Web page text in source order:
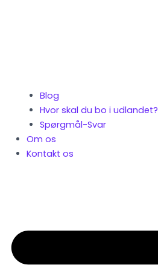
Blog
Hvor skal du bo i udlandet?
Spørgmål-Svar
Om os
Kontakt os